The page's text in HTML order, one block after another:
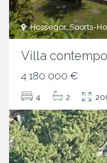
Hossegor, Soorts-
Villa
4 180 000 €
4 2